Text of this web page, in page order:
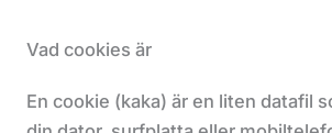
Vad cookies är
En cookie (kaka) är en liten datafil